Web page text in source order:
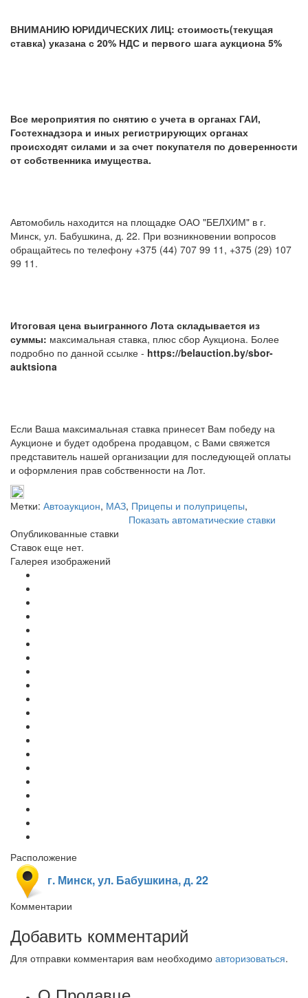
ВНИМАНИЮ ЮРИДИЧЕСКИХ ЛИЦ: стоимость(текущая
ставка) указана с 20% НДС и первого шага аукциона 5%
Все мероприятия по снятию с учета в органах ГАИ,
Гостехнадзора и иных регистрирующих органах
происходят силами и за счет покупателя по доверенности
от собственника имущества.
Автомобиль находится на площадке ОАО "БЕЛХИМ" в г.
Минск, ул. Бабушкина, д. 22. При возникновении вопросов
обращайтесь по телефону +375 (44) 707 99 11, +375 (29) 107
99 11.
Итоговая цена выигранного Лота складывается из
суммы: максимальная ставка, плюс сбор Аукциона. Более
подробно по данной ссылке - https://belauction.by/sbor-
auktsiona
Если Ваша максимальная ставка принесет Вам победу на
Аукционе и будет одобрена продавцом, с Вами свяжется
представитель нашей организации для последующей оплаты
и оформления прав собственности на Лот.
Метки: Автоаукцион, МАЗ, Прицепы и полуприцепы,
Показать автоматические ставки
Опубликованные ставки
Ставок еще нет.
Галерея изображений
Расположение
г. Минск, ул. Бабушкина, д. 22
Комментарии
Добавить комментарий
Для отправки комментария вам необходимо авторизоваться.